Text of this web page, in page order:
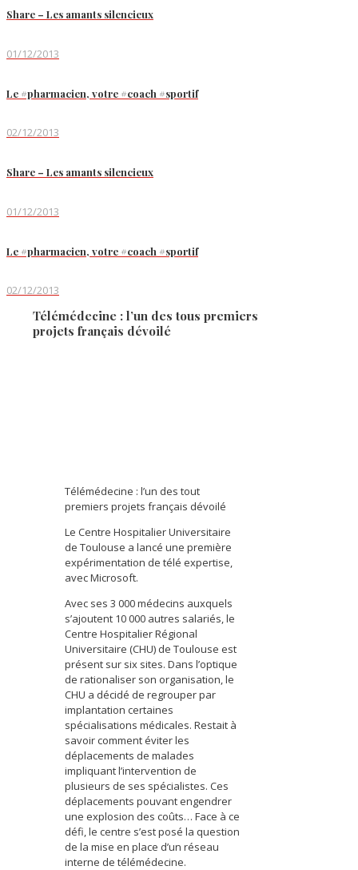
Share – Les amants silencieux
01/12/2013
Le #pharmacien, votre #coach #sportif
02/12/2013
Share – Les amants silencieux
01/12/2013
Le #pharmacien, votre #coach #sportif
02/12/2013
Télémédecine : l’un des tous premiers
projets français dévoilé
Télémédecine : l’un des tout
premiers projets français dévoilé
Le Centre Hospitalier Universitaire
de Toulouse a lancé une première
expérimentation de télé expertise,
avec Microsoft.
Avec ses 3 000 médecins auxquels
s’ajoutent 10 000 autres salariés, le
Centre Hospitalier Régional
Universitaire (CHU) de Toulouse est
présent sur six sites. Dans l’optique
de rationaliser son organisation, le
CHU a décidé de regrouper par
implantation certaines
spécialisations médicales. Restait à
savoir comment éviter les
déplacements de malades
impliquant l’intervention de
plusieurs de ses spécialistes. Ces
déplacements pouvant engendrer
une explosion des coûts… Face à ce
défi, le centre s’est posé la question
de la mise en place d’un réseau
interne de télémédecine.